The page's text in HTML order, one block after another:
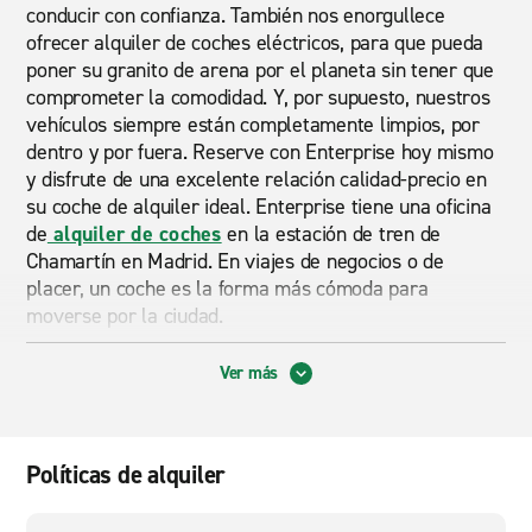
conducir con confianza. También nos enorgullece
ofrecer alquiler de coches eléctricos, para que pueda
poner su granito de arena por el planeta sin tener que
comprometer la comodidad. Y, por supuesto, nuestros
vehículos siempre están completamente limpios, por
dentro y por fuera. Reserve con Enterprise hoy mismo
y disfrute de una excelente relación calidad-precio en
su coche de alquiler ideal. Enterprise tiene una oficina
de alquiler de coches en la estación de tren de
Chamartín en Madrid. En viajes de negocios o de
placer, un coche es la forma más cómoda para
moverse por la ciudad.
Coches de alquiler en Madrid Chamartín
de alquiler de coches muy amplia y variada. Todos
Ver más
Políticas de alquiler